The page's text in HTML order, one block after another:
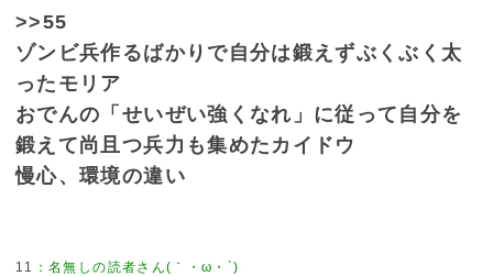
>>55
ゾンビ兵作るばかりで自分は鍛えずぶくぶく太
ったモリア
おでんの「せいぜい強くなれ」に従って自分を
鍛えて尚且つ兵力も集めたカイドウ
慢心、環境の違い
11